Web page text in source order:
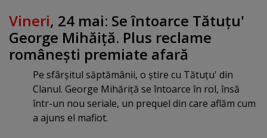
Vineri, 24 mai: Se întoarce Tătuţu'
George Mihăiţă. Plus reclame
româneşti premiate afară
Pe sfârşitul săptămânii, o ştire cu Tătuţu' din
Clanul. George Mihăriţă se întoarce în rol, însă
într-un nou seriale, un prequel din care aflăm cum
a ajuns el mafiot.